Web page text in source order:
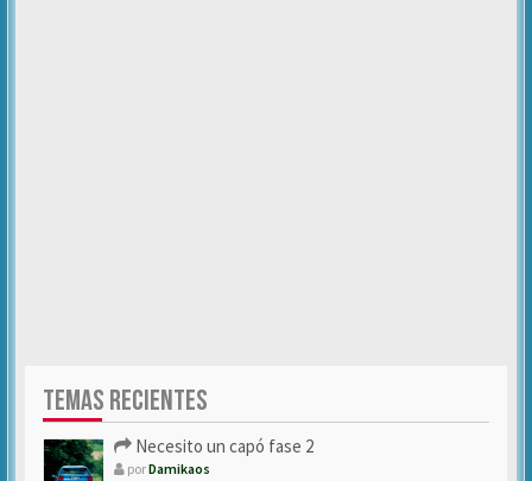
TEMAS RECIENTES
Necesito un capó fase 2
porDamikaos